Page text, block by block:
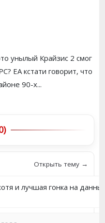
унылый Крайзис 2 смог
EA кстати говорит, что
90-х...
Открыть тему →
и лучшая гонка на